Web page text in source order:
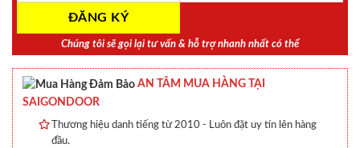
Chúng tôi sẽ gọi lại tư vấn & hỗ trợ nhanh nhất có thể
AN TÂM MUA HÀNG TẠI
SAIGONDOOR
Thương hiệu danh tiếng từ 2010 - Luôn đặt uy tín lên hàng
đầu.